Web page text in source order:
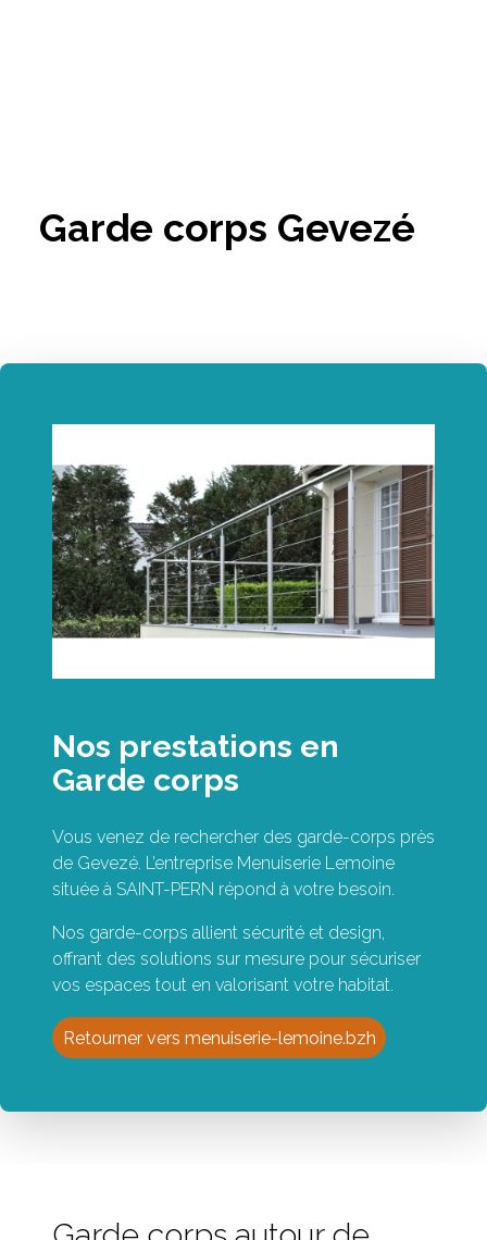
Garde corps Gevezé
Nos prestations en
Garde corps
Vous venez de rechercher des garde-corps près
de Gevezé. L’entreprise Menuiserie Lemoine
située à SAINT-PERN répond à votre besoin.
Nos garde-corps allient sécurité et design,
offrant des solutions sur mesure pour sécuriser
vos espaces tout en valorisant votre habitat.
Retourner vers menuiserie-lemoine.bzh